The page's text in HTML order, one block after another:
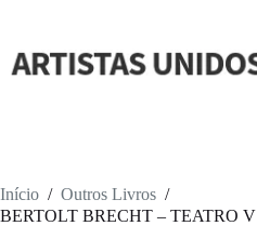
conteúdo
Início / Outros Livros /
BERTOLT BRECHT – TEATRO V